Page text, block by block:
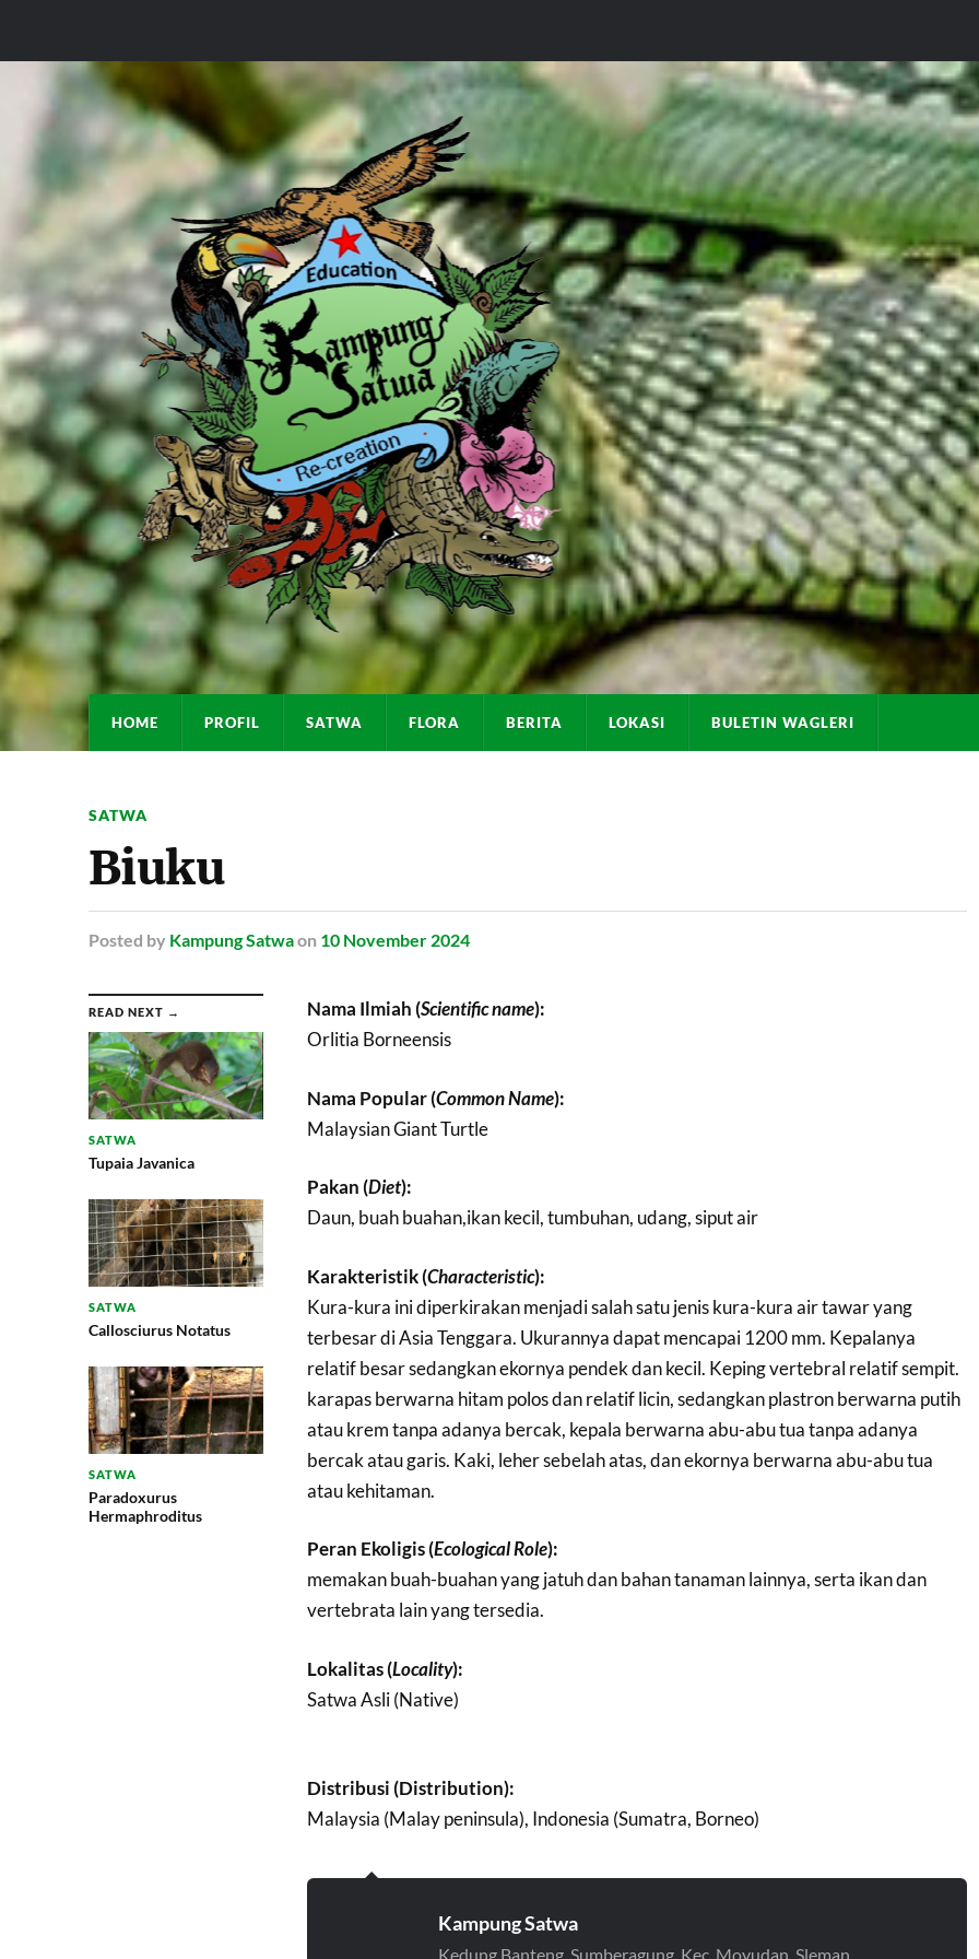
HOME PROFIL SATWA FLORA BERITA LOKASI BULETIN WAGLERI
SATWA
Biuku
Posted by Kampung Satwaon 10 November 2024
READ NEXT →
SATWA
Tupaia Javanica
SATWA
Callosciurus Notatus
SATWA
Paradoxurus
Hermaphroditus
Nama Ilmiah (Scientific name):
Orlitia Borneensis
Nama Popular (Common Name):
Malaysian Giant Turtle
Pakan (Diet):
Daun, buah buahan,ikan kecil, tumbuhan, udang, siput air
Karakteristik (Characteristic):
Kura-kura ini diperkirakan menjadi salah satu jenis kura-kura air tawar yang
terbesar di Asia Tenggara. Ukurannya dapat mencapai 1200 mm. Kepalanya
relatif besar sedangkan ekornya pendek dan kecil. Keping vertebral relatif sempit.
karapas berwarna hitam polos dan relatif licin, sedangkan plastron berwarna putih
atau krem tanpa adanya bercak, kepala berwarna abu-abu tua tanpa adanya
bercak atau garis. Kaki, leher sebelah atas, dan ekornya berwarna abu-abu tua
atau kehitaman.
Peran Ekoligis (Ecological Role):
memakan buah-buahan yang jatuh dan bahan tanaman lainnya, serta ikan dan
vertebrata lain yang tersedia.
Lokalitas (Locality):
Satwa Asli (Native)
Distribusi (Distribution):
Malaysia (Malay peninsula), Indonesia (Sumatra, Borneo)
Kampung Satwa
Kedung Banteng, Sumberagung, Kec. Moyudan, Sleman